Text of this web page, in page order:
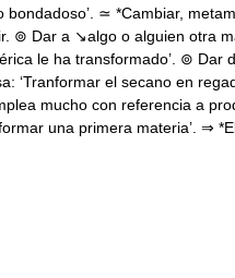
bondadoso’. ≃ *Cambiar,
⊚ Dar a ↘algo o alguien otra
le ha transformado’. ⊚ Dar
‘Tranformar el secano en
mucho con referencia a
una primera materia’. ⇒